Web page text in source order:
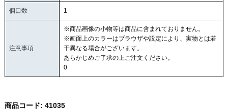
個口数 1
注意事項
※商品画像の小物等は商品に含まれておりません。
※画面上のカラーはブラウザや設定により、実物とは若
干異なる場合がございます。
あらかじめご了承の上ご注文ください。
0
商品コード: 41035